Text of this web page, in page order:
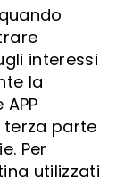
interessi
la
parte
Per
utilizzati